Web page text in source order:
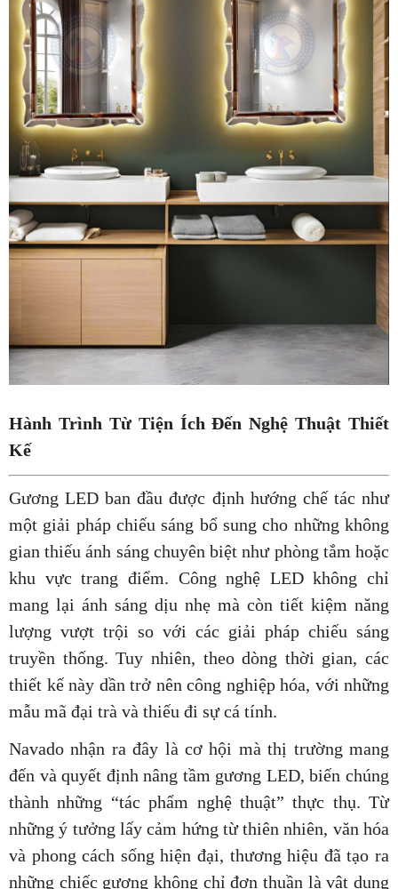
Hành Trình Từ Tiện Ích Đến Nghệ Thuật Thiết
Kế
Gương LED ban đầu được định hướng chế tác như
một giải pháp chiếu sáng bổ sung cho những không
gian thiếu ánh sáng chuyên biệt như phòng tắm hoặc
khu vực trang điểm. Công nghệ LED không chỉ
mang lại ánh sáng dịu nhẹ mà còn tiết kiệm năng
lượng vượt trội so với các giải pháp chiếu sáng
truyền thống. Tuy nhiên, theo dòng thời gian, các
thiết kế này dần trở nên công nghiệp hóa, với những
mẫu mã đại trà và thiếu đi sự cá tính.
Navado nhận ra đây là cơ hội mà thị trường mang
đến và quyết định nâng tầm gương LED, biến chúng
thành những “tác phẩm nghệ thuật” thực thụ. Từ
những ý tưởng lấy cảm hứng từ thiên nhiên, văn hóa
và phong cách sống hiện đại, thương hiệu đã tạo ra
những chiếc gương không chỉ đơn thuần là vật dụng